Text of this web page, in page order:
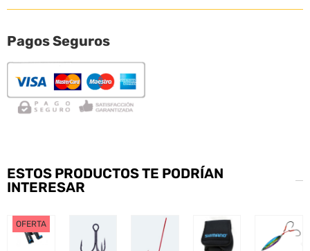
Pagos Seguros
ESTOS PRODUCTOS TE PODRÍAN
INTERESAR
OFERTA